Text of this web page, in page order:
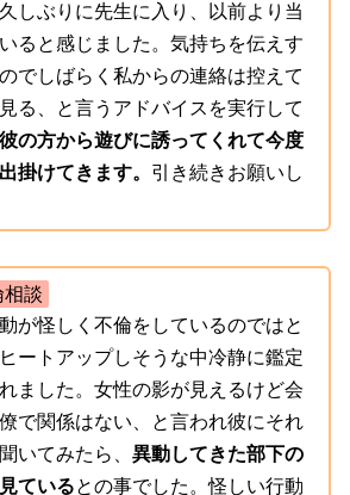
しぶりに先生に入り、以前より当
ると感じました。気持ちを伝えす
でしばらく私からの連絡は控えて
る、と言うアドバイスを実行して
彼の方から遊びに誘ってくれて今度
掛けてきます。 引き続きお願いし
相談
が怪しく不倫をしているのではと
ートアップしそうな中冷静に鑑定
ました。女性の影が見えるけど会
で関係はない、と言われ彼にそれ
いてみたら、 異動してきた部下の
ているとの事でした。怪しい行動